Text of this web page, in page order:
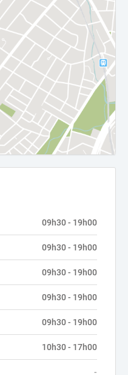
09h30 - 19h00
09h30 - 19h00
09h30 - 19h00
09h30 - 19h00
09h30 - 19h00
10h30 - 17h00
-